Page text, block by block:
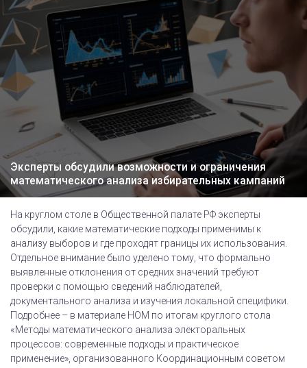
Эксперты обсудили возможности и ограничения
математического анализа избирательных кампаний
На круглом столе в Общественной палате РФ эксперты
обсудили, какие математические подходы применимы к
анализу выборов и где проходят границы их использования.
Отдельное внимание было уделено тому, что формально
выявленные отклонения от средних значений требуют
проверки с помощью сведений наблюдателей,
документального анализа и изучения локальной специфики.
Подробнее – в материале НОМ по итогам круглого стола
«Методы математического анализа электоральных
процессов: современные подходы и практическое
применение», организованного Координационным советом